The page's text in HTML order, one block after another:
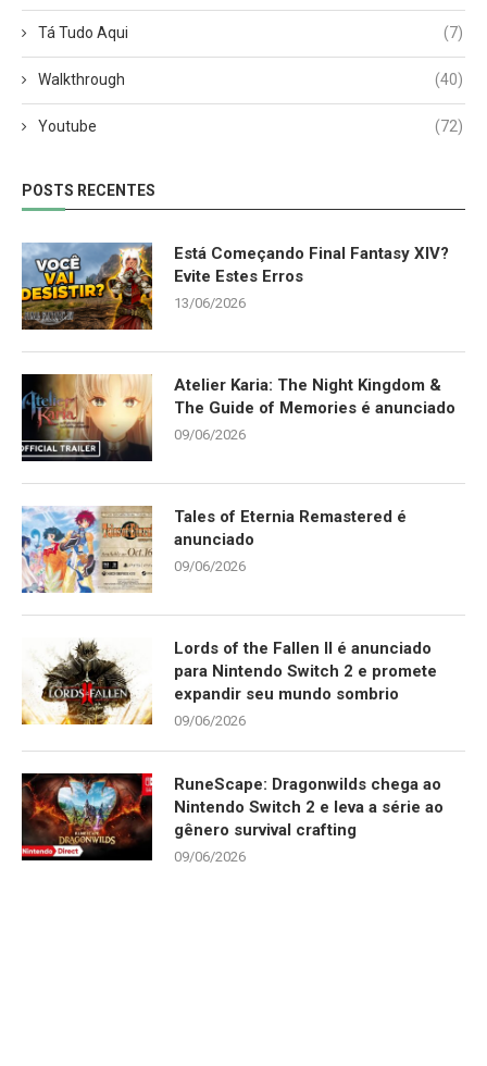
Tá Tudo Aqui (7)
Walkthrough (40)
Youtube (72)
POSTS RECENTES
Está Começando Final Fantasy XIV?
Evite Estes Erros
13/06/2026
Atelier Karia: The Night Kingdom &
The Guide of Memories é anunciado
09/06/2026
Tales of Eternia Remastered é
anunciado
09/06/2026
Lords of the Fallen II é anunciado
para Nintendo Switch 2 e promete
expandir seu mundo sombrio
09/06/2026
RuneScape: Dragonwilds chega ao
Nintendo Switch 2 e leva a série ao
gênero survival crafting
09/06/2026